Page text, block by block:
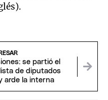
se partió el
de diputados
arde la interna